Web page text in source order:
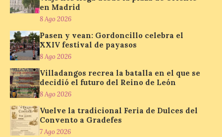
ibérico «Guillén» de
Guijuelo ha sido el
ganador al mejor jamón de
bellota ibérico
8 Ago 2026
El Ministerio de
Alimentación concede el
premio Alimentos de
España a los mejores
jamones 2026. Jamón Serrano 24 – Monte
Nevado recibe el premio al mejor jamón
en Madrid
8 Ago 2026
Pasen y vean: Gordoncillo celebra el
XXIV festival de payasos
8 Ago 2026
Villadangos recrea la batalla en el que se
decidió el futuro del Reino de León
8 Ago 2026
Vuelve la tradicional Feria de Dulces del
Convento a Gradefes
7 Ago 2026